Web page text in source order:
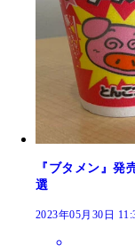
『ブタメン』
選
2023年05月30日